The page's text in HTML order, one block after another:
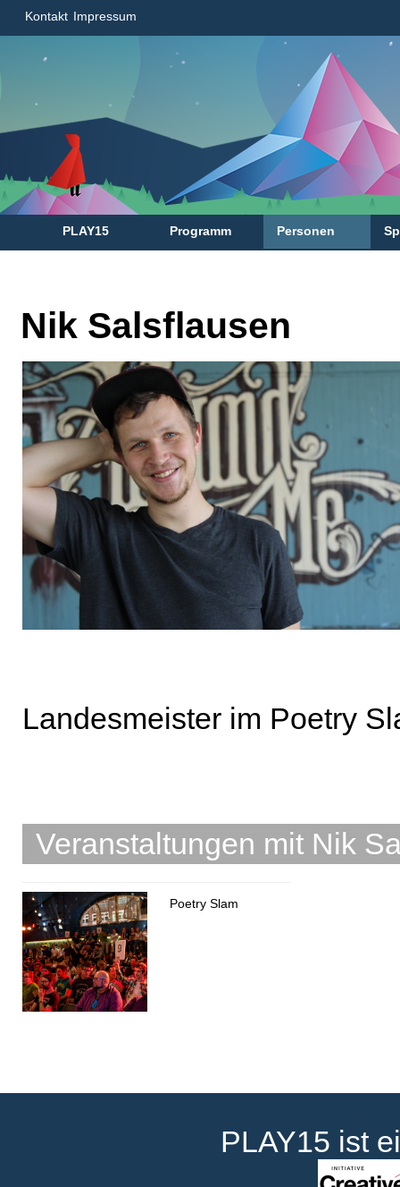
Kontakt Impressum
PLAY15 Programm Personen
Nik Salsflausen
Landesmeister im Poetry
Veranstaltungen mit Nik
Poetry Slam
PLAY15 ist